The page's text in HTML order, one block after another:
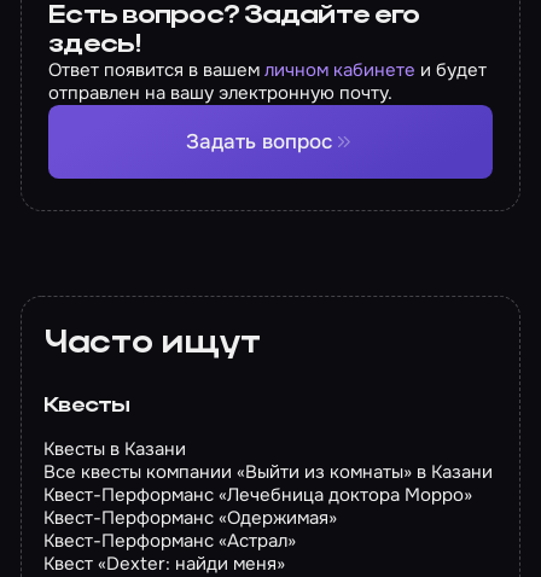
Есть вопрос? Задайте его
здесь!
Ответ появится в вашемличном кабинете и будет
отправлен на вашу электронную почту.
Задать вопрос
Часто ищут
Квесты
Квесты в Казани
Все квесты компании «Выйти из комнаты» в Казани
Квест-Перформанс «Лечебница доктора Морро»
Квест-Перформанс «Одержимая»
Квест-Перформанс «Астрал»
Квест «Dexter: найди меня»